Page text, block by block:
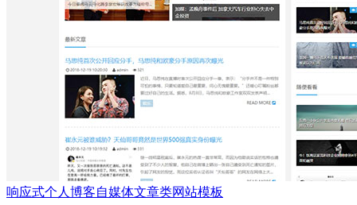
响应式个人博客自媒体文章类网站模板